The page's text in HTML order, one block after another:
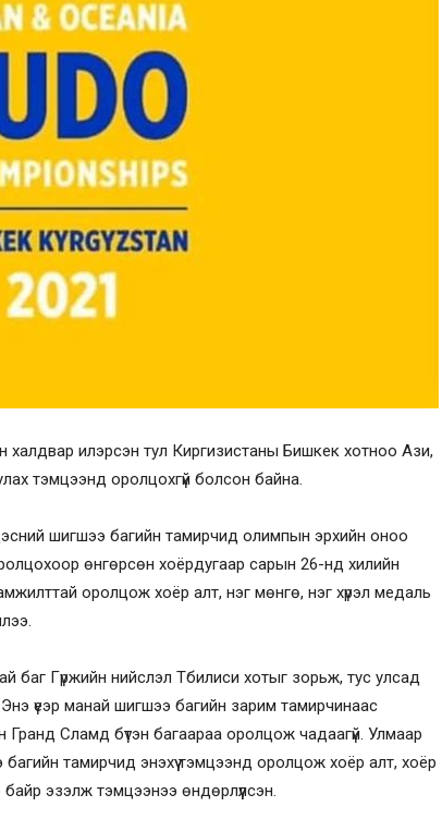
илэрсэн тул Киргизистаны Бишкек хотноо Ази,
тэмцээнд оролцохгүй болсон байна.
шигшээ багийн тамирчид олимпын эрхийн оноо
өнгөрсөн хоёрдугаар сарын 26-нд хилийн
оролцож хоёр алт, нэг мөнгө, нэг хүрэл медаль
Гүржийн нийслэл Тбилиси хотыг зорьж, тус улсад
үеэр манай шигшээ багийн зарим тамирчинаас
Сламд бүтэн багаараа оролцож чадаагүй. Улмаар
тамирчид энэхүү тэмцээнд оролцож хоёр алт, хоёр
эзэлж тэмцээнээ өндөрлүүлсэн.